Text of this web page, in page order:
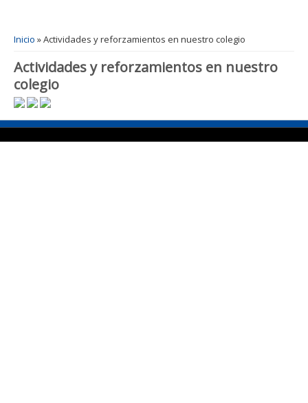
Inicio » Actividades y reforzamientos en nuestro colegio
Actividades y reforzamientos en nuestro
colegio